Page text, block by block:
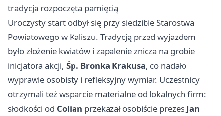
tradycja rozpoczęta pamięcią
Uroczysty start odbył się przy siedzibie Starostwa
Powiatowego w Kaliszu. Tradycją przed wyjazdem
było złożenie kwiatów i zapalenie znicza na grobie
inicjatora akcji, Śp. Bronka Krakusa, co nadało
wyprawie osobisty i refleksyjny wymiar. Uczestnicy
otrzymali też wsparcie materialne od lokalnych firm:
słodkości od Colian przekazał osobiście prezes Jan